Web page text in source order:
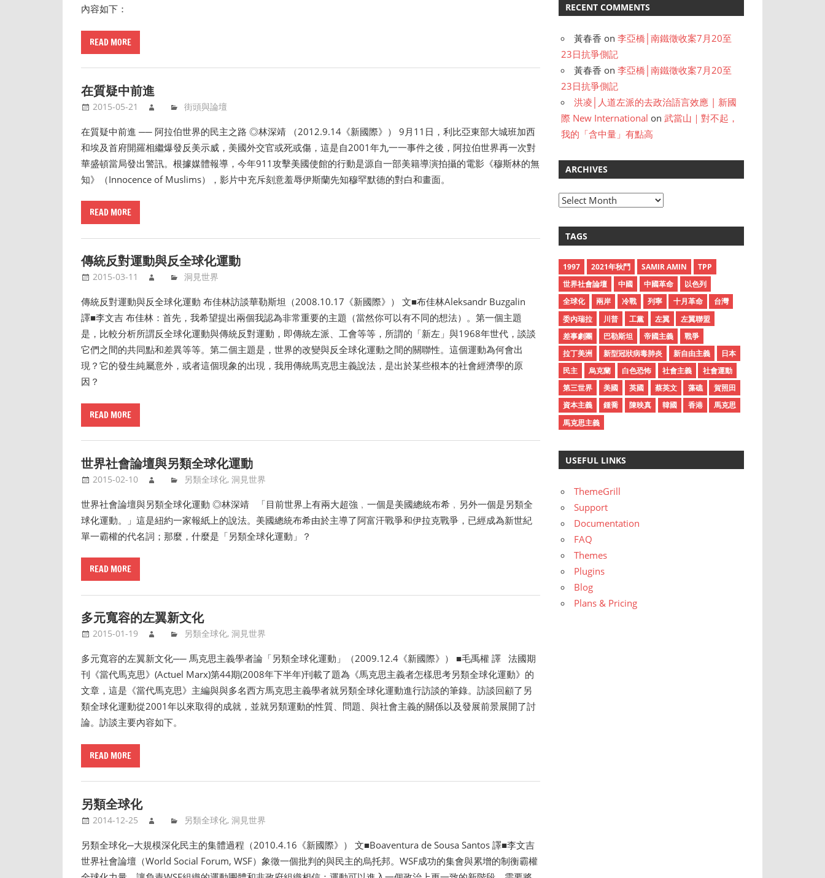
內容如下：
READ MORE
在質疑中前進
2015-05-21 街頭與論壇
在質疑中前進 ── 阿拉伯世界的民主之路 ◎林深靖 （2012.9.14《新國際》） 9月11日，利比亞東部大城班加西
和埃及首府開羅相繼爆發反美示威，美國外交官或死或傷，這是自2001年九一一事件之後，阿拉伯世界再一次對
華盛頓當局發出警訊。根據媒體報導，今年911攻擊美國使館的行動是源自一部美籍導演拍攝的電影《穆斯林的無
知》（Innocence of Muslims），影片中充斥刻意羞辱伊斯蘭先知穆罕默德的對白和畫面。
READ MORE
傳統反對運動與反全球化運動
2015-03-11 洞見世界
傳統反對運動與反全球化運動 布佳林訪談華勒斯坦（2008.10.17《新國際》） 文■布佳林Aleksandr Buzgalin
譯■李文吉 布佳林：首先，我希望提出兩個我認為非常重要的主題（當然你可以有不同的想法）。第一個主題
是，比較分析所謂反全球化運動與傳統反對運動，即傳統左派、工會等等，所謂的「新左」與1968年世代，談談
它們之間的共同點和差異等等。第二個主題是，世界的改變與反全球化運動之間的關聯性。這個運動為何會出
現？它的發生純屬意外，或者這個現象的出現，我用傳統馬克思主義說法，是出於某些根本的社會經濟學的原
因？
READ MORE
世界社會論壇與另類全球化運動
2015-02-10 另類全球化, 洞見世界
世界社會論壇與另類全球化運動 ◎林深靖 「目前世界上有兩大超強﹐一個是美國總統布希﹐另外一個是另類全
球化運動。」這是紐約一家報紙上的說法。美國總統布希由於主導了阿富汗戰爭和伊拉克戰爭，已經成為新世紀
單一霸權的代名詞；那麼，什麼是「另類全球化運動」？
READ MORE
多元寬容的左翼新文化
2015-01-19 另類全球化, 洞見世界
多元寬容的左翼新文化── 馬克思主義學者論「另類全球化運動」（2009.12.4《新國際》） ■毛禹權 譯 法國期
刊《當代馬克思》(Actuel Marx)第44期(2008年下半年)刊載了題為《馬克思主義者怎樣思考另類全球化運動》的
文章，這是《當代馬克思》主編與與多名西方馬克思主義學者就另類全球化運動進行訪談的筆錄。訪談回顧了另
類全球化運動從2001年以來取得的成就，並就另類運動的性質、問題、與社會主義的關係以及發展前景展開了討
論。訪談主要內容如下。
READ MORE
另類全球化
2014-12-25 另類全球化, 洞見世界
另類全球化─大規模深化民主的集體過程（2010.4.16《新國際》） 文■Boaventura de Sousa Santos 譯■李文吉
世界社會論壇（World Social Forum, WSF）象徵一個批判的與民主的烏托邦。WSF成功的集會與累增的制衡霸權
RECENT COMMENTS
黃春香 on李亞橋│南鐵徵收案7月20至
23日抗爭側記
黃春香 on李亞橋│南鐵徵收案7月20至
23日抗爭側記
洪凌│人道左派的去政治語言效應 | 新國
際 New International on武當山｜對不起，
我的「含中量」有點高
ARCHIVES
A
h
v
e
s
TAGS
1997 2021年秋鬥 SAMIR AMIN
TPP
世界社會論壇
中國 中國革命
以色列
全球化
兩岸 冷戰 列寧 十月革命
台灣
委內瑞拉
川普 工黨 左翼
左翼聯盟
差事劇團
巴勒斯坦 帝國主義
戰爭
拉丁美洲
新型冠狀病毒肺炎 新自由主義
日本
民主
烏克蘭 白色恐怖 社會主義
社會運動
第三世界
美國 英國 蔡英文 藻礁
賀照田
資本主義
鍾喬 陳映真 韓國 香港
馬克思
馬克思主義
USEFUL LINKS
ThemeGrill
Support
Documentation
FAQ
Themes
Plugins
Blog
Plans & Pricing